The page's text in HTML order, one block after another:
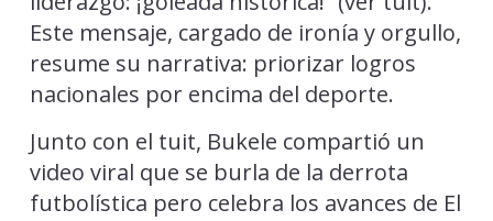
Este mensaje, cargado de ironía y orgullo,
resume su narrativa: priorizar logros
nacionales por encima del deporte.
Junto con el tuit, Bukele compartió un
video viral que se burla de la derrota
futbolística pero celebra los avances de El